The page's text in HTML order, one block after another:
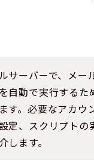
サーバーで、メー
自動で実行するた
す。必要なアカウ
定、スクリプトの
します。